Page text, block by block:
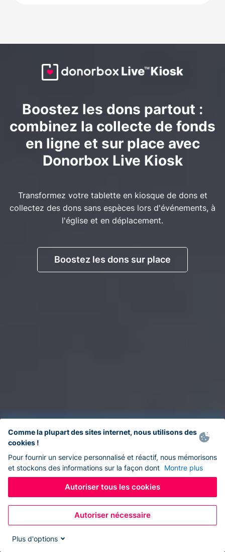
Boostez les dons partout :
combinez la collecte de fonds
en ligne et sur place avec
Donorbox Live Kiosk
Transformez votre tablette en kiosque de dons et
collectez des dons sans espèces lors d'événements, à
l'église et en déplacement.
Boostez les dons sur place
Comme la plupart des sites internet, nous utilisons des
cookies !
Pour fournir un service personnalisé et réactif, nous mémorisons
et stockons des informations sur la façon dont Montre plus
Autoriser tous les cookies
Autoriser nécessaire
Plus d'options